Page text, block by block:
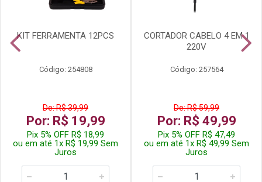
KIT FERRAMENTA 12PCS
Código: 254808
De: R$ 39,99
Por: R$ 19,99
Pix 5% OFF R$ 18,99
ou em até 1x R$ 19,99 Sem
Juros
CORTADOR CABELO 4 EM 1
220V
Código: 257564
De: R$ 59,99
Por: R$ 49,99
Pix 5% OFF R$ 47,49
ou em até 1x R$ 49,99 Sem
Juros